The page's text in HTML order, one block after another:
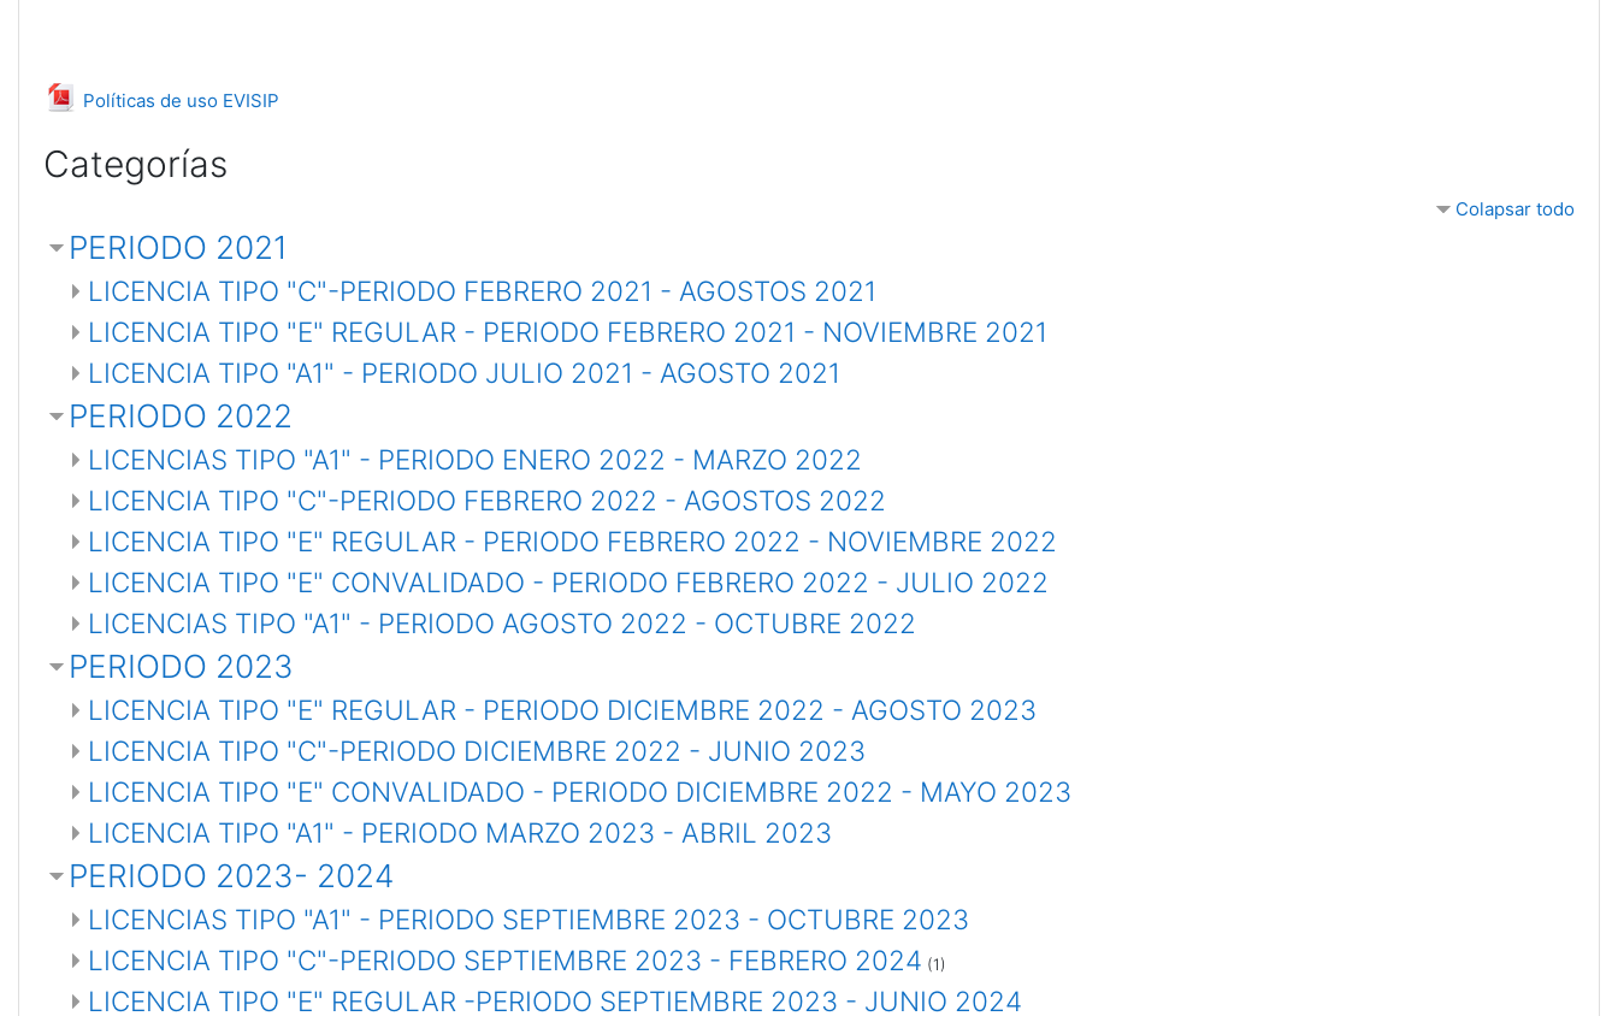
Políticas de uso EVISIP
Archivo
Categorías
Colapsar todo
PERIODO 2021
LICENCIA TIPO "C"-PERIODO FEBRERO 2021 - AGOSTOS 2021
LICENCIA TIPO "E" REGULAR - PERIODO FEBRERO 2021 - NOVIEMBRE 2021
LICENCIA TIPO "A1" - PERIODO JULIO 2021 - AGOSTO 2021
PERIODO 2022
LICENCIAS TIPO "A1" - PERIODO ENERO 2022 - MARZO 2022
LICENCIA TIPO "C"-PERIODO FEBRERO 2022 - AGOSTOS 2022
LICENCIA TIPO "E" REGULAR - PERIODO FEBRERO 2022 - NOVIEMBRE 2022
LICENCIA TIPO "E" CONVALIDADO - PERIODO FEBRERO 2022 - JULIO 2022
LICENCIAS TIPO "A1" - PERIODO AGOSTO 2022 - OCTUBRE 2022
PERIODO 2023
LICENCIA TIPO "E" REGULAR - PERIODO DICIEMBRE 2022 - AGOSTO 2023
LICENCIA TIPO "C"-PERIODO DICIEMBRE 2022 - JUNIO 2023
LICENCIA TIPO "E" CONVALIDADO - PERIODO DICIEMBRE 2022 - MAYO 2023
LICENCIA TIPO "A1" - PERIODO MARZO 2023 - ABRIL 2023
PERIODO 2023- 2024
LICENCIAS TIPO "A1" - PERIODO SEPTIEMBRE 2023 - OCTUBRE 2023
LICENCIA TIPO "C"-PERIODO SEPTIEMBRE 2023 - FEBRERO 2024 (1)
LICENCIA TIPO "E" REGULAR -PERIODO SEPTIEMBRE 2023 - JUNIO 2024